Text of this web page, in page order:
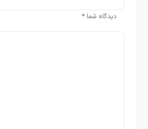
دیدگاه شما*